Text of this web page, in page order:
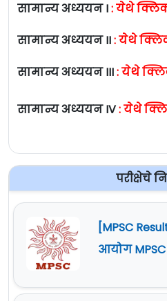
सामान्य अध्ययन I:येथे
सामान्य अध्ययन II:येथे
सामान्य अध्ययन III:येथे
सामान्य अध्ययन IV:येथे
परीक्षेचे
[MPSC
आयोग